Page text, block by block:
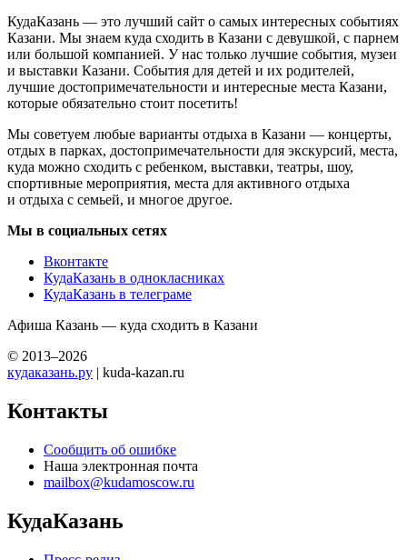
КудаКазань — это лучший сайт о самых интересных событиях
Казани. Мы знаем куда сходить в Казани с девушкой, с парнем
или большой компанией. У нас только лучшие события, музеи
и выставки Казани. События для детей и их родителей,
лучшие достопримечательности и интересные места Казани,
которые обязательно стоит посетить!
Мы советуем любые варианты отдыха в Казани — концерты,
отдых в парках, достопримечательности для экскурсий, места,
куда можно сходить с ребенком, выставки, театры, шоу,
спортивные мероприятия, места для активного отдыха
и отдыха с семьей, и многое другое.
Мы в социальных сетях
Вконтакте
КудаКазань в однокласниках
КудаКазань в телеграме
Афиша Казань — куда сходить в Казани
© 2013–2026
кудаказань.ру | kuda-kazan.ru
Контакты
Сообщить об ошибке
Наша электронная почта
mailbox@kudamoscow.ru
КудаКазань